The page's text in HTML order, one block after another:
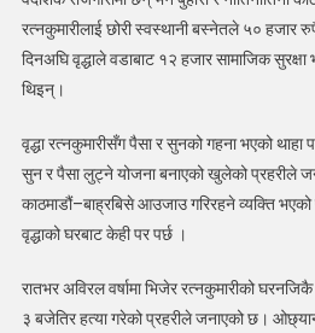
रत्नकुमारीलाई छोरी स्वस्थानी बस्नेतले ५० हजार
दिनअघि वृद्धाले वडाबाट १२ हजार सामाजिक
थिइन्।
वृद्धा रत्नकुमारीसँग पैसा र सुनको गहना भएको थाहा
सुन र पैसा लुट्ने योजना बनाएको खुलेको प्रहरीले
काठमाडौं–बाह्रबिसे आउजाउ गरिरहने व्यक्ति
वृद्धाको घरबाट केही पर पर्छ ।
रातभर अविरल वर्षामा भिजेर रत्नकुमारीको
३ बजेतिर हत्या गरेको प्रहरीले जनाएको छ।